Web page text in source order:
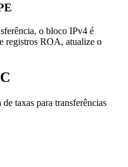
o bloco IPv4 é
registros ROA, atualize o
taxas para transferências